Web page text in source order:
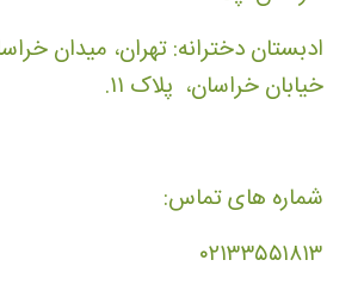
ادبستان دخترانه: تهران، میدان
خیابان خراسان، پلاک ۱۱.
شماره های تماس:
۰۲۱۳۳۵۵۱۸۱۳